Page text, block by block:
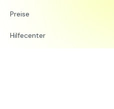
Preise
Hilfecenter